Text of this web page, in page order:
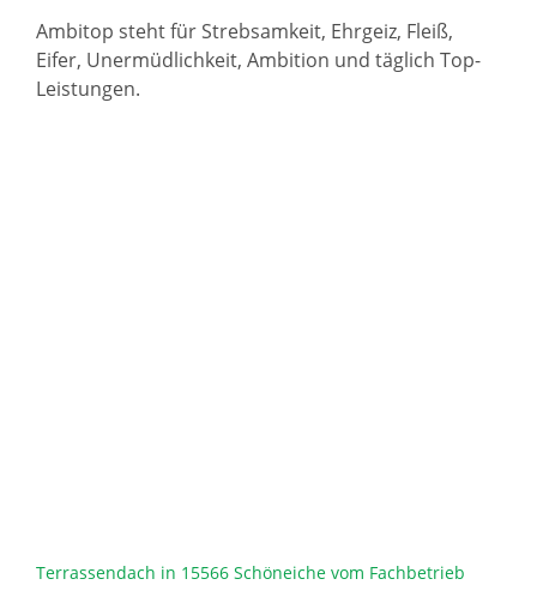
Ambitop steht für Strebsamkeit, Ehrgeiz, Fleiß,
Eifer, Unermüdlichkeit, Ambition und täglich Top-
Leistungen.
Terrassendach in 15566 Schöneiche vom Fachbetrieb